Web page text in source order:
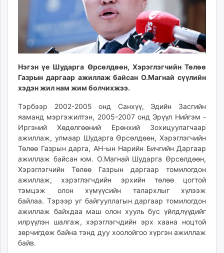
Livetv.mn
Eguur.mn
shuud.mn
eagle.mn
zarig.mn
today.mn
zuv.mn
mminfo.mn
ugluu.mn
urlag.mn
unen.mn
asu.mn
shuurhai.mn
unuudur.mn
isee.mn
Нэгэн үе Шударга Өрсөлдөөн, Хэрэглэгчийн Төлөө
Газрын даргаар ажиллаж байсан О.Магнай сүүлийн
хэдэн жил нам жим болчихжээ.
Тэрбээр 2002-2005 онд Санхүү, Эдийн Засгийн
яаманд мэргэжилтэн, 2005-2007 онд Эрүүл Нийгэм -
Иргэний Хөдөлгөөний Ерөнхий Зохицуулагчаар
ажиллаж, улмаар Шударга Өрсөлдөөн, Хэрэглэгчийн
Төлөө Газрын дарга, АН-ын Нарийн Бичгийн Даргаар
ажиллаж байсан юм. О.Магнай Шударга Өрсөлдөөн,
Хэрэглэгчийн Төлөө Газрын даргаар томилогдон
ажиллаж, хэрэглэгчдийн эрхийн төлөө цогтой
тэмцэж олон хүмүүсийн талархлыг хүлээж
байлаа. Тэрээр уг байгууллагын даргаар томилогдон
ажиллаж байхдаа маш олон хууль бус үйлдлүүдийг
илрүүлэн шалгаж, хэрэглэгчдийн эрх хаана ноцтой
зөрчигдөж байна тэнд дуу хоолойгоо хүргэн ажиллаж
байв.